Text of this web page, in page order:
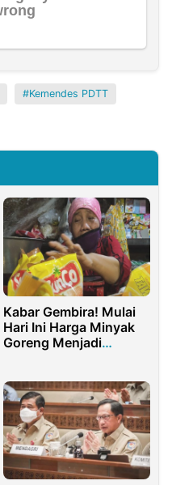
Kemendes PDTT
Kabar Gembira! Mulai
Hari Ini Harga Minyak
Goreng Menjadi